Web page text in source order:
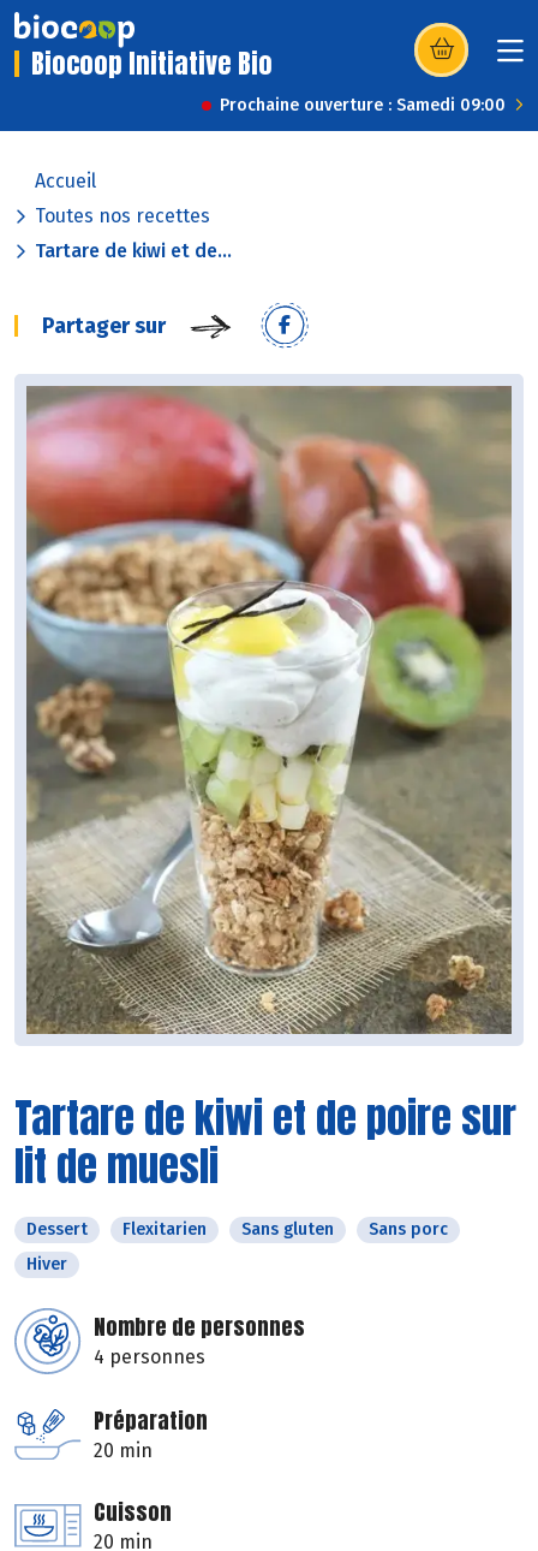
Biocoop Initiative Bio (s’ouvre dans
Prochaine ouverture : Samedi 09:00
Accueil
Toutes nos recettes
Tartare de kiwi et de...
Partager sur
Tartare de kiwi et de poire sur
lit de muesli
Dessert Flexitarien Sans gluten
Sans porc
Hiver
Nombre de personnes
4 personnes
Préparation
20 min
Cuisson
20 min